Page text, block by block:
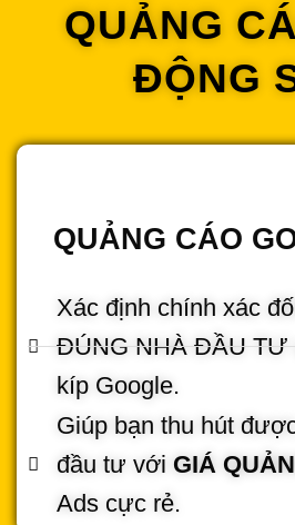
QUẢNG
ĐỘNG
QUẢNG CÁO
Xác định chính xác
ĐÚNG NHÀ ĐẦU TƯ
kíp Google.
Giúp bạn thu hút
đầu tư vớiGIÁ
Ads cực rẻ.